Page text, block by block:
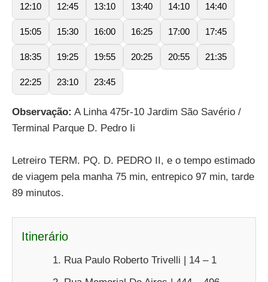
12:10 12:45 13:10 13:40 14:10 14:40
15:05 15:30 16:00 16:25 17:00 17:45
18:35 19:25 19:55 20:25 20:55 21:35
22:25 23:10 23:45
Observação: A Linha 475r-10 Jardim São Savério /
Terminal Parque D. Pedro Ii
Letreiro TERM. PQ. D. PEDRO II, e o tempo estimado
de viagem pela manha 75 min, entrepico 97 min, tarde
89 minutos.
Itinerário
Rua Paulo Roberto Trivelli | 14 – 1